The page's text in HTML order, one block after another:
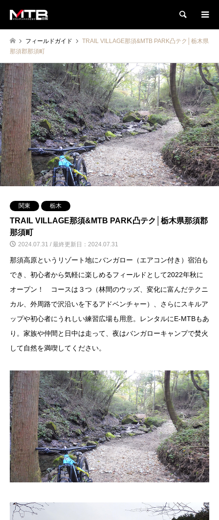
検索
フィールドガイド
TRAIL VILLAGE那須&MTB PARK凸テク│栃木県
那須郡那須町
関東 栃木
TRAIL VILLAGE那須&MTB PARK凸テク│栃木県那須郡
那須町
2024.07.31 / 最終更新日：2024.07.31
那須高原というリゾート地にバンガロー（エアコン付き）宿泊も
でき、初心者から気軽に楽しめるフィールドとして2022年秋に
オープン！ コースは３つ（林間のウッズ、変化に富んだテクニ
カル、外周路で沢沿いを下るアドベンチャー）、さらにスキルア
ップや初心者にうれしい練習広場も用意。レンタルにE-MTBもあ
り。家族や仲間と日中は走って、夜はバンガローキャンプで焚火
して自然を満喫してください。